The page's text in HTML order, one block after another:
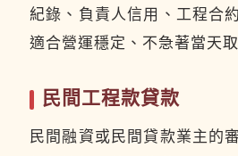
紀錄、負責人信用、工程合
適合營運穩定、不急著當天
民間工程款貸款
民間融資或民間貸款業主的